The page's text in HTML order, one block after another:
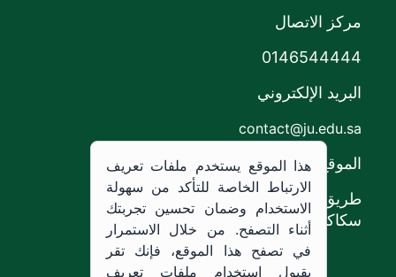
مركز الاتصال
0146544444
البريد الإلكتروني
contact@ju.edu.sa
الموقع
طريق الملك خالد،
سكاكا, المملكة العربية السعودية.
هذا الموقع يستخدم ملفات تعريف
الارتباط الخاصة للتأكد من سهولة
الاستخدام وضمان تحسين تجربتك
أثناء التصفح. من خلال الاستمرار
في تصفح هذا الموقع، فإنك تقر
بقبول استخدام ملفات تعريف